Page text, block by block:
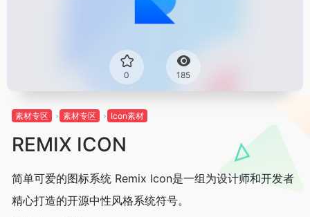
0 185
素材专区 素材专区 Icon素材
REMIX ICON
简单可爱的图标系统 Remix Icon是一组为设计师和开发者
精心打造的开源中性风格系统符号。